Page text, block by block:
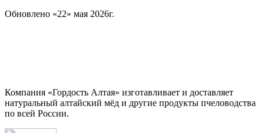
Обновлено «22» мая 2026г.
Компания «Гордость Алтая» изготавливает и доставляет
натуральный алтайский мёд и другие продукты пчеловодства
по всей России.